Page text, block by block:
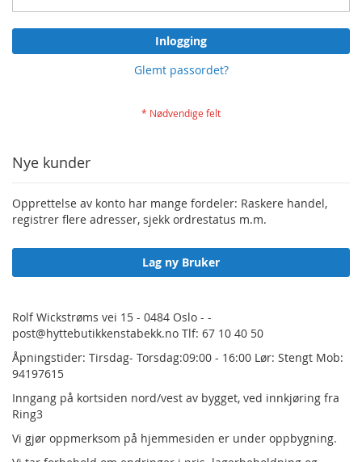
Inlogging
Glemt passordet?
Nye kunder
Opprettelse av konto har mange fordeler: Raskere handel,
registrer flere adresser, sjekk ordrestatus m.m.
Lag ny Bruker
Rolf Wickstrøms vei 15 - 0484 Oslo - -
post@hyttebutikkenstabekk.no Tlf: 67 10 40 50
Åpningstider: Tirsdag- Torsdag:09:00 - 16:00 Lør: Stengt Mob:
94197615
Inngang på kortsiden nord/vest av bygget, ved innkjøring fra
Ring3
Vi gjør oppmerksom på hjemmesiden er under oppbygning.